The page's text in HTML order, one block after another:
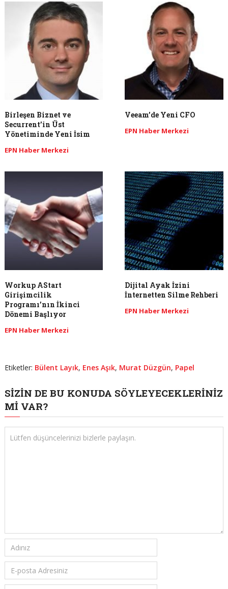
Birleşen Biznet ve
Securrent’in Üst
Yönetiminde Yeni İsim
EPN Haber Merkezi
Veeam’de Yeni CFO
EPN Haber Merkezi
Workup AStart
Girişimcilik
Programı’nın İkinci
Dönemi Başlıyor
EPN Haber Merkezi
Dijital Ayak İzini
İnternetten Silme Rehberi
EPN Haber Merkezi
Etiketler: Bülent Layık, Enes Aşık, Murat Düzgün, Papel
SIZIN DE BU KONUDA SÖYLEYECEKLERINIZ
MI VAR?